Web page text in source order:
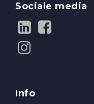
Sociale media
Info